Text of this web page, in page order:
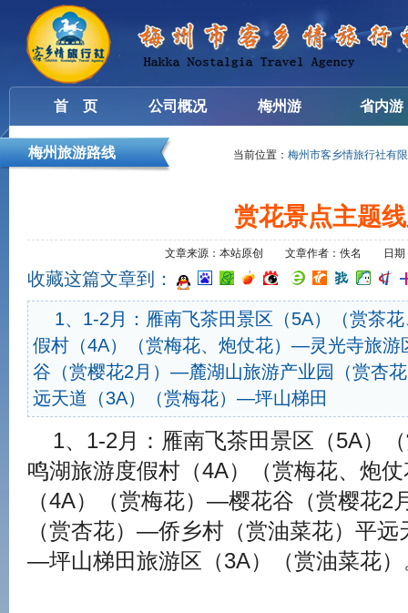
首 页 公司概况 梅州游 省内游
梅州旅游路线 当前位置： 梅州市客乡情旅行社有
赏花景点主题
文章来源：本站原创 文章作者：佚名 日期
收藏这篇文章到：
1、1-2月：雁南飞茶田景区（5A）（赏茶
假村（4A）（赏梅花、炮仗花）—灵光寺旅
谷（赏樱花2月）—麓湖山旅游产业园（赏杏
远天道（3A）（赏梅花）—坪山梯田
1、1-2月：雁南飞茶田景区（5A）
鸣湖旅游度假村（4A）（赏梅花、炮
（4A）（赏梅花）—樱花谷（赏樱花
（赏杏花）—侨乡村（赏油菜花）平
—坪山梯田旅游区（3A）（赏油菜花）